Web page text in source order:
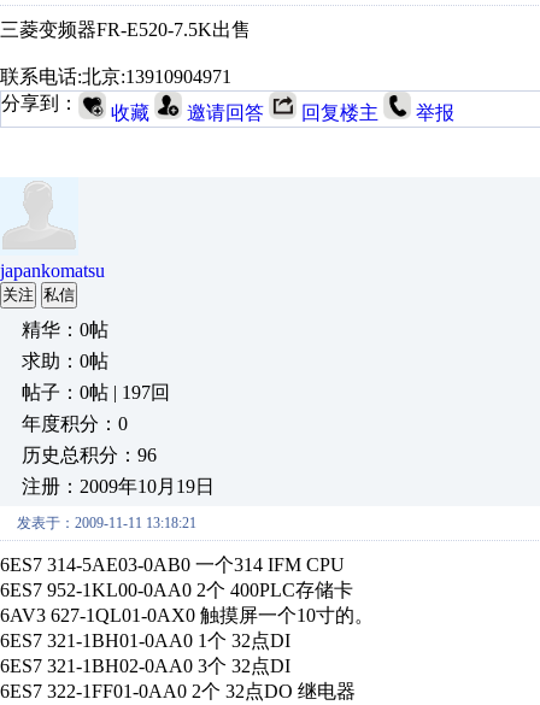
三菱变频器FR-E520-7.5K出售
联系电话:北京:13910904971
分享到：
收藏 邀请回答 回复楼主 举报
japankomatsu
关注 私信
精华：0帖
求助：0帖
帖子：0帖 | 197回
年度积分：0
历史总积分：96
注册：2009年10月19日
发表于：2009-11-11 13:18:21
6ES7 314-5AE03-0AB0 一个314 IFM CPU
6ES7 952-1KL00-0AA0 2个 400PLC存储卡
6AV3 627-1QL01-0AX0 触摸屏一个10寸的。
6ES7 321-1BH01-0AA0 1个 32点DI
6ES7 321-1BH02-0AA0 3个 32点DI
6ES7 322-1FF01-0AA0 2个 32点DO 继电器